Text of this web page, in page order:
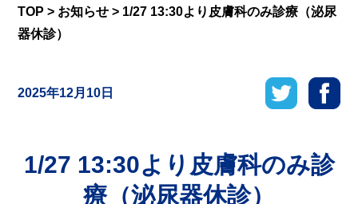
TOP > お知らせ > 1/27 13:30より皮膚科のみ診療（泌尿
器休診）
2025年12月10日
1/27 13:30より皮膚科のみ診
療（泌尿器休診）